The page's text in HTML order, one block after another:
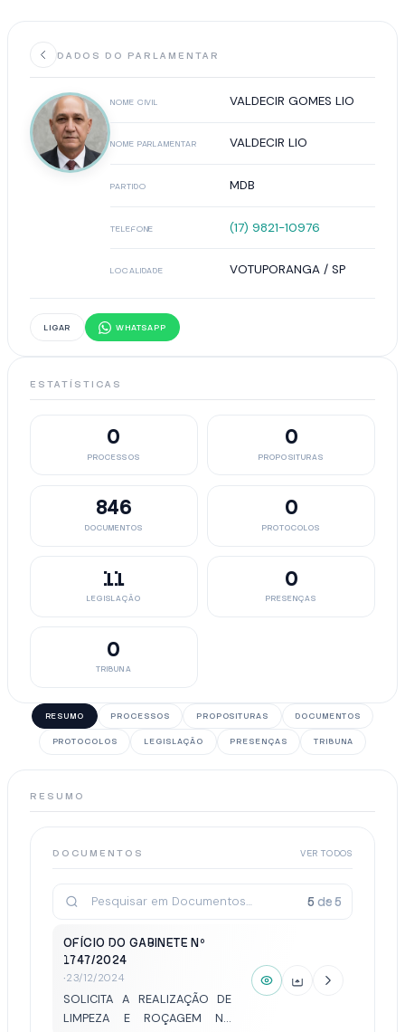
DADOS DO PARLAMENTAR
NOME CIVIL VALDECIR GOMES LIO
NOME PARLAMENTAR VALDECIR LIO
PARTIDO MDB
TELEFONE (17) 9821-10976
LOCALIDADE VOTUPORANGA / SP
LIGAR WHATSAPP
ESTATÍSTICAS
0
PROCESSOS
0
PROPOSITURAS
846
DOCUMENTOS
0
PROTOCOLOS
11
LEGISLAÇÃO
0
PRESENÇAS
0
TRIBUNA
RESUMO PROCESSOS PROPOSITURAS DOCUMENTOS
PROTOCOLOS LEGISLAÇÃO PRESENÇAS TRIBUNA
RESUMO
DOCUMENTOS VER TODOS
5 de5
OFÍCIO DO GABINETE Nº
1747/2024
·23/12/2024
SOLICITA A REALIZAÇÃO DE
LIMPEZA E ROÇAGEM NA